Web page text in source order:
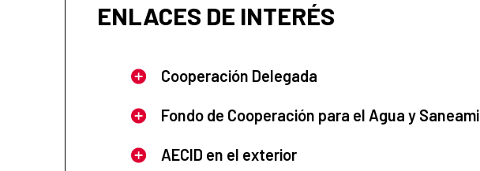
ENLACES DE INTERÉS
Cooperación Delegada
Fondo de Cooperación para el Agua y
AECID en el exterior